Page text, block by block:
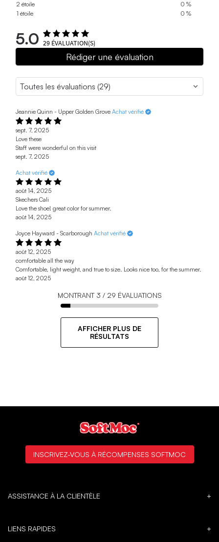
2 étoile
0 %
1 étoile
0 %
5.0 29 ÉVALUATION(S)
Rédiger une évaluation
Jeannie Quinn - Upper Golden Grove Achat vérifié
sept. 7, 2025
Love these
Staff were wonderful on this visit
sept. 7, 2025
Achat vérifié
août 14, 2025
Skechers Cali
Love the shoe! great color for summer.
août 14, 2025
Joyce Hayward - Scarborough Achat vérifié
août 12, 2025
comfortable all the way
Comfortable, light weight, and true to size. Looks nice too, for the summer.
août 12, 2025
MONTRANT 3 / 29 ÉVALUATIONS
AFFICHER PLUS DE
RÉSULTATS
ASSISTANCE À LA CLIENTÈLE +
LIENS RAPIDES +
INSCRIVEZ-VOUS À RÉCOMPENSES SOFTMOC